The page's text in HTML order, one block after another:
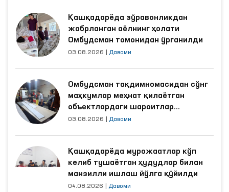
Қашқадарёда зўравонликдан
жабрланган аёлнинг ҳолати
Омбудсман томонидан ўрганилди
03.08.2026 Давоми
Омбудсман тақдимномасидан сўнг
маҳкумлар меҳнат қилаётган
объектлардаги шароитлар
яхшиланди
03.08.2026 Давоми
Қашқадарёда мурожаатлар кўп
келиб тушаётган ҳудудлар билан
манзилли ишлаш йўлга қўйилди
04.08.2026 Давоми